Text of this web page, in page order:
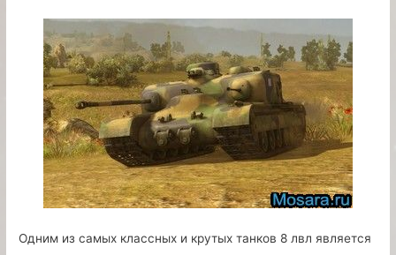
Одним из самых классных и крутых танков 8 лвл является